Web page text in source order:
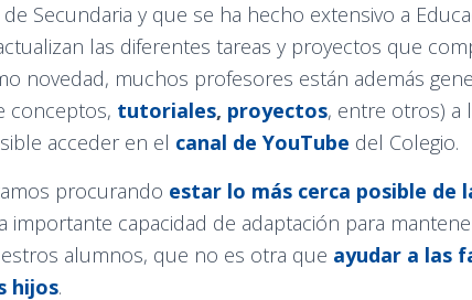
Secundaria y que se ha hecho extensivo a
las diferentes tareas y proyectos que
novedad, muchos profesores están además
conceptos, tutoriales, proyectos, entre otros) a
acceder en el canal de YouTube del Colegio.
procurando estar lo más cerca posible de
importante capacidad de adaptación para
alumnos, que no es otra que ayudar a las
hijos.